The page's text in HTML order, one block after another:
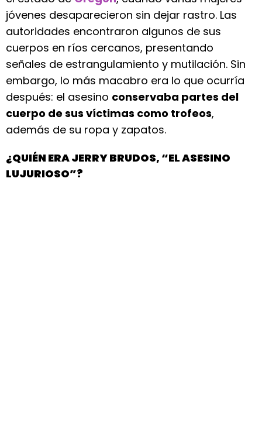
jóvenes desaparecieron sin dejar rastro. Las
autoridades encontraron algunos de sus
cuerpos en ríos cercanos, presentando
señales de estrangulamiento y mutilación. Sin
embargo, lo más macabro era lo que ocurría
después: el asesino conservaba partes del
cuerpo de sus víctimas como trofeos,
además de su ropa y zapatos.
¿QUIÉN ERA JERRY BRUDOS, “EL ASESINO
LUJURIOSO”?